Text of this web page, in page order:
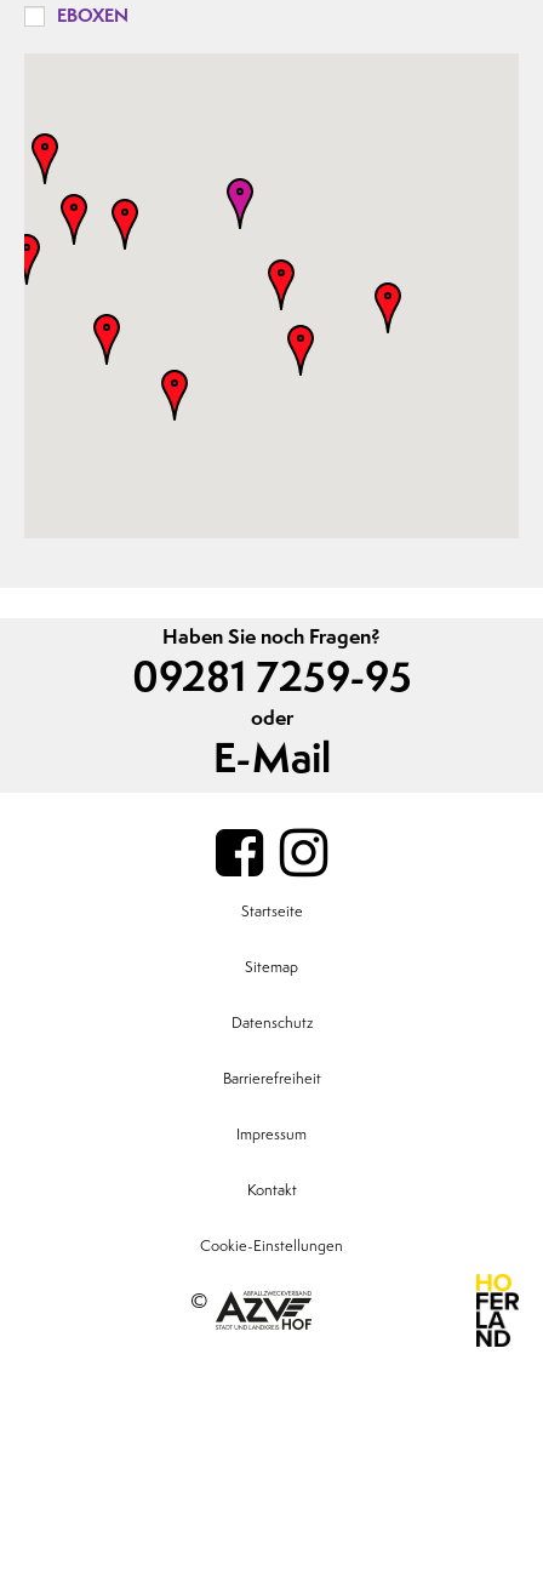
EBOXEN
Haben Sie noch Fragen?
09281 7259-95
oder
E-Mail
Startseite
Sitemap
Datenschutz
Barrierefreiheit
Impressum
Kontakt
Cookie-Einstellungen
©